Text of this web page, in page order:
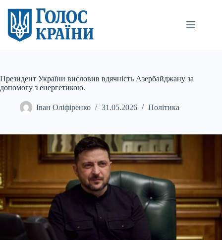
вмісту
Президент України висловив вдячність Азербайджану за
допомогу з енергетикою.
Іван Оліфіренко 31.05.2026 Політика